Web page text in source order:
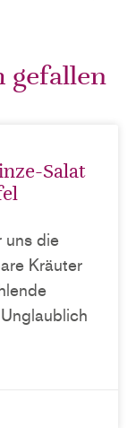
gefallen
Salat
uns die
Kräuter